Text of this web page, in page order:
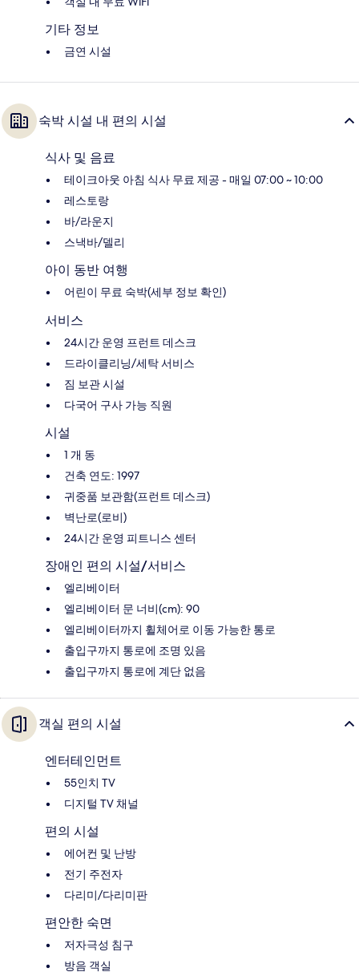
기타 정보
금연 시설
숙박 시설 내 편의 시설
식사 및 음료
테이크아웃 아침 식사 무료 제공 - 매일 07:00 ~ 10:00
레스토랑
바/라운지
스낵바/델리
아이 동반 여행
어린이 무료 숙박(세부 정보 확인)
서비스
24시간 운영 프런트 데스크
드라이클리닝/세탁 서비스
짐 보관 시설
다국어 구사 가능 직원
시설
1 개 동
건축 연도: 1997
귀중품 보관함(프런트 데스크)
벽난로(로비)
24시간 운영 피트니스 센터
장애인 편의 시설/서비스
엘리베이터
엘리베이터 문 너비(cm): 90
엘리베이터까지 휠체어로 이동 가능한 통로
출입구까지 통로에 조명 있음
출입구까지 통로에 계단 없음
객실 편의 시설
엔터테인먼트
55인치 TV
디지털 TV 채널
편의 시설
에어컨 및 난방
전기 주전자
다리미/다리미판
편안한 숙면
저자극성 침구
방음 객실